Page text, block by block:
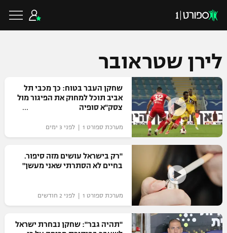
כדורגל ישראלי
ליגת העל
גביע הטוטו
ליגיונרים
גביע המדינה
כדורגל עולמי
ליגת האלופות
ליגה אירופית
ליגה אנגלית
ליגה גרמנית
כדורסל ישראלי
ליגת ווינר סל
ליגה לאומית
כדורסל עולמי
NBA
ענפים נוספים
לירן שטראובר
שחקן העבר בטוח: כך מכבי תל
אביב תוכל למחוק את הפיגור מול
צסק"א סופיה
מערכת ספורט 1 | לפני 3 ימים
"רק בישראל עושים מזה סיפור.
בחיים לא הסתרתי שאני מעשן"
מערכת ספורט 1 | לפני 2 חודשים
"תהיה גבר": שחקן נבחרת ישראל